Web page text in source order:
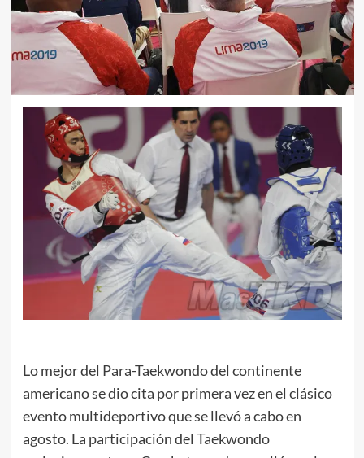
Lo mejor del Para-Taekwondo del continente
americano se dio cita por primera vez en el clásico
evento multideportivo que se llevó a cabo en
agosto. La participación del Taekwondo